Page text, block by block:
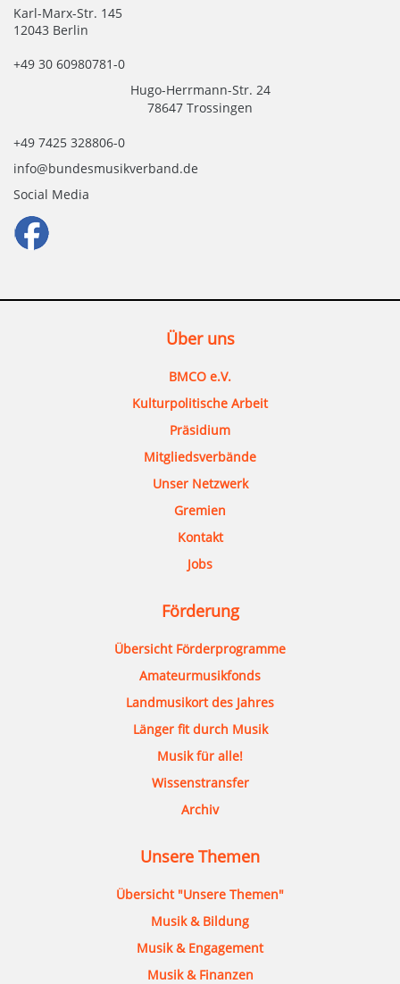
Karl-Marx-Str. 145
12043 Berlin
+49 30 60980781-0
Hugo-Herrmann-Str. 24
78647 Trossingen
+49 7425 328806-0
info@bundesmusikverband.de
Social Media
Über uns
BMCO e.V.
Kulturpolitische Arbeit
Präsidium
Mitgliedsverbände
Unser Netzwerk
Gremien
Kontakt
Jobs
Förderung
Übersicht Förderprogramme
Amateurmusikfonds
Landmusikort des Jahres
Länger fit durch Musik
Musik für alle!
Wissenstransfer
Archiv
Unsere Themen
Übersicht "Unsere Themen"
Musik & Bildung
Musik & Engagement
Musik & Finanzen